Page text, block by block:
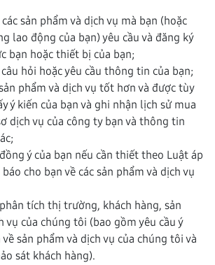
sản phẩm và dịch vụ mà bạn (hoặc
lao động của bạn) yêu cầu và đăng ký
bạn hoặc thiết bị của bạn;
hỏi hoặc yêu cầu thông tin của bạn;
phẩm và dịch vụ tốt hơn và được tùy
ý kiến của bạn và ghi nhận lịch sử mua
dịch vụ của công ty bạn và thông tin
ý của bạn nếu cần thiết theo Luật áp
cho bạn về các sản phẩm và dịch vụ
tích thị trường, khách hàng, sản
vụ của chúng tôi (bao gồm yêu cầu ý
về sản phẩm và dịch vụ của chúng tôi và
sát khách hàng).